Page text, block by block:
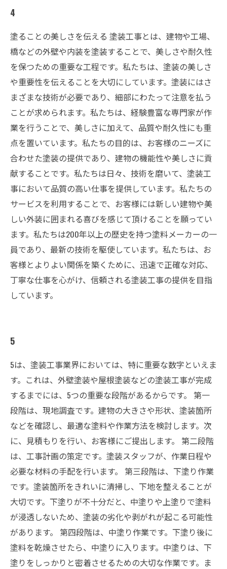
4
塗ることの美しさを伝える 塗装工事とは、建物や工場、
橋などの外壁や内装を塗装することで、美しさや耐久性
を保つための重要な工程です。私たちは、塗装の美しさ
や重要性を伝えることを大切にしています。塗装にはさ
まざまな技術が必要であり、細部にわたって注意を払う
ことが求められます。私たちは、経験豊富な専門家が作
業を行うことで、美しさに加えて、品質や耐久性にも重
点を置いています。私たちの目的は、お客様のニーズに
合わせた塗装の提供であり、建物の機能性や美しさに貢
献することです。私たちは日々、技術を磨いて、塗装工
事において品質の高い仕事を提供しています。私たちの
サービスを利用することで、お客様には新しい建物や美
しい外装に囲まれる喜びを感じて頂けることを願ってい
ます。私たちは200年以上の歴史を持つ塗料メーカーの一
員であり、最新の技術を駆使しています。私たちは、お
客様とよりよい関係を築くために、迅速で正確な対応、
丁寧な仕事を心がけ、信頼される塗装工事の提供を目指
しています。
5
5は、塗装工事業界においては、特に重要な数字といえま
す。これは、外壁塗装や屋根塗装などの塗装工事が完成
するまでには、5つの重要な段階があるからです。 第一
段階は、現地調査です。建物の大きさや形状、塗装箇所
などを確認し、最適な塗料や作業方法を検討します。次
に、見積もりを行い、お客様にご提出します。 第二段階
は、工事計画の策定です。塗装スタッフが、作業日程や
必要な材料の手配を行います。 第三段階は、下塗り作業
です。塗装箇所をきれいに清掃し、下地を整えることが
大切です。下塗りが不十分だと、中塗りや上塗りで塗料
が浸透しないため、塗装の劣化や剥がれが起こる可能性
があります。 第四段階は、中塗り作業です。下塗り後に
塗料を乾燥させたら、中塗りに入ります。中塗りは、下
塗りをしっかりと密着させるための大切な作業です。ま